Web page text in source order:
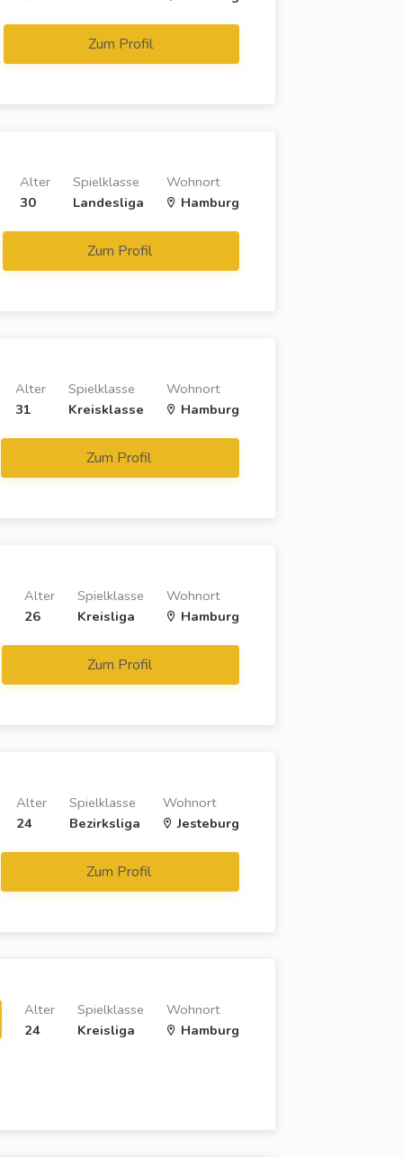
Zum Profil
Wohnort
Hamburg
Spielklasse
Landesliga
Alter
30
Zum Profil
Wohnort
Hamburg
Spielklasse
Kreisklasse
Alter
31
Zum Profil
Wohnort
Hamburg
Spielklasse
Kreisliga
Alter
26
Zum Profil
Wohnort
Jesteburg
Spielklasse
Bezirksliga
Alter
24
Zum Profil
Wohnort
Hamburg
Spielklasse
Kreisliga
Alter
24